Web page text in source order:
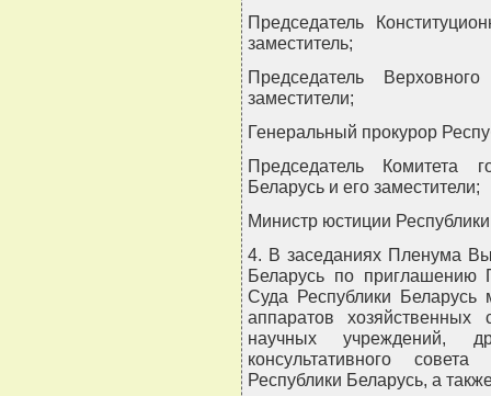
Председатель
заместитель;
Председатель
заместители;
Генеральный прокурор
Председатель Комитета
Беларусь и его заместители;
Министр юстиции
4. В заседаниях Пленума
Беларусь по приглашению
Суда Республики Беларусь
аппаратов хозяйственных
научных учреждений,
консультативного
Республики Беларусь, а